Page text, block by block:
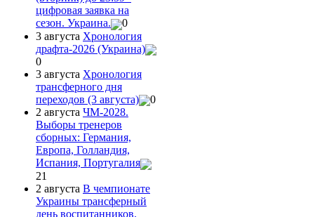
цифровая заявка на
сезон. Украина.
0
3 августа Хронология
драфта-2026 (Украина)
0
3 августа Хронология
трансферного дня
переходов (3 августа)
0
2 августа ЧМ-2028.
Выборы тренеров
сборных: Германия,
Европа, Голландия,
Испания, Португалия
21
2 августа В чемпионате
Украины трансферный
день воспитанников.